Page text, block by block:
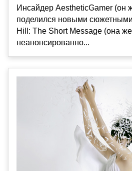
Инсайдер AestheticGamer (он
поделился новыми
Hill: The Short Message (она
неанонсированно...